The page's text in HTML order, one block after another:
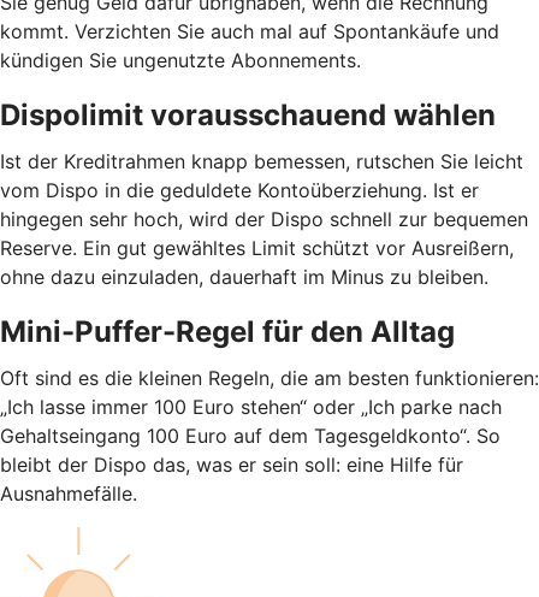
kommt. Verzichten Sie auch mal auf Spontankäufe und
kündigen Sie ungenutzte Abonnements.
Dispolimit vorausschauend wählen
Ist der Kreditrahmen knapp bemessen, rutschen Sie leicht
vom Dispo in die geduldete Kontoüberziehung. Ist er
hingegen sehr hoch, wird der Dispo schnell zur bequemen
Reserve. Ein gut gewähltes Limit schützt vor Ausreißern,
ohne dazu einzuladen, dauerhaft im Minus zu bleiben.
Mini-Puffer-Regel für den Alltag
Oft sind es die kleinen Regeln, die am besten funktionieren:
„Ich lasse immer 100 Euro stehen“ oder „Ich parke nach
Gehaltseingang 100 Euro auf dem Tagesgeldkonto“. So
bleibt der Dispo das, was er sein soll: eine Hilfe für
Ausnahmefälle.